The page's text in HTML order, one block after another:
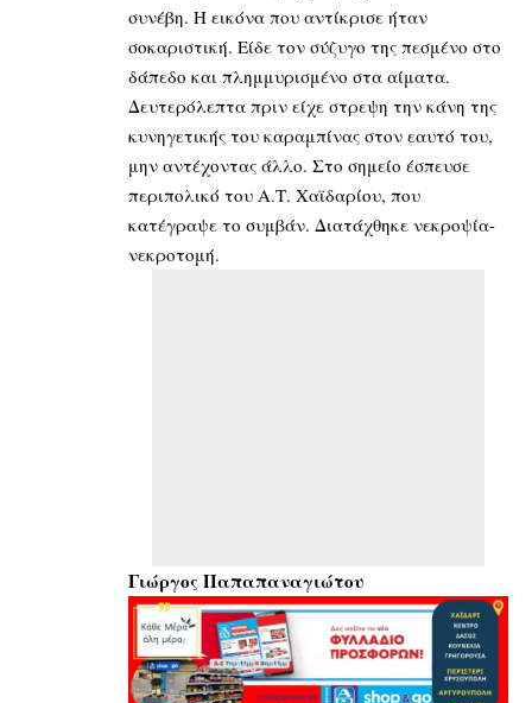
συνέβη. Η εικόνα που αντίκρισε ήταν
σοκαριστική. Είδε τον σύζυγο της πεσμένο στο
δάπεδο και πλημμυρισμένο στα αίματα.
Δευτερόλεπτα πριν είχε στρεψη την κάνη της
κυνηγετικής του καραμπίνας στον εαυτό του,
μην αντέχοντας άλλο. Στο σημείο έσπευσε
περιπολικό του Α.Τ. Χαϊδαρίου, που
κατέγραψε το συμβάν. Διατάχθηκε νεκροψία-
νεκροτομή.
Γιώργος Παπαπαναγιώτου